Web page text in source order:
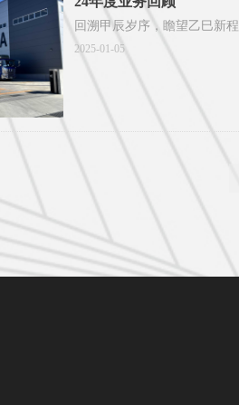
回溯甲辰岁序，瞻望乙巳新程
2025-01-05